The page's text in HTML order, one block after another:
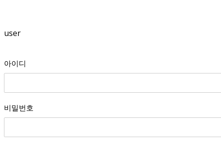
user
아이디
비밀번호